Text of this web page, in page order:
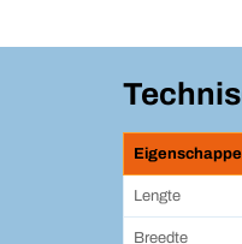
Lengte
Breedte